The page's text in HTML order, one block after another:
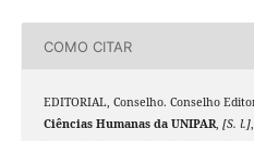
COMO CITAR
EDITORIAL, Conselho. Conselho
Ciências Humanas da UNIPAR, [S. l.]